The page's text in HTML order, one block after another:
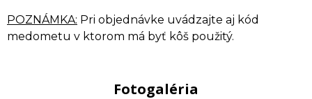
POZNÁMKA: Pri objednávke uvádzajte aj kód
medometu v ktorom má byť kôš použitý.
Fotogaléria